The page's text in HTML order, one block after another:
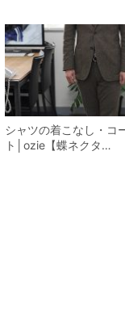
シャツの着こなし・コ
ト│ozie【蝶ネクタ…